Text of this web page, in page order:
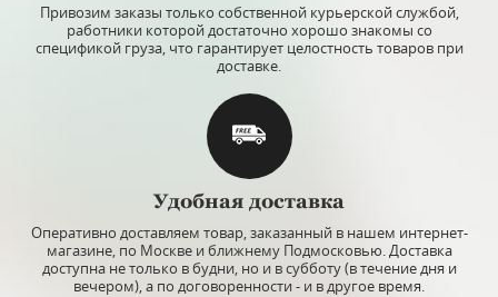
Привозим заказы только собственной курьерской службой,
работники которой достаточно хорошо знакомы со
спецификой груза, что гарантирует целостность товаров при
доставке.
Удобная доставка
Оперативно доставляем товар, заказанный в нашем интернет-
магазине, по Москве и ближнему Подмосковью. Доставка
доступна не только в будни, но и в субботу (в течение дня и
вечером), а по договоренности - и в другое время.